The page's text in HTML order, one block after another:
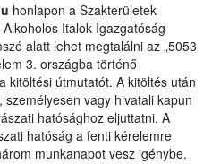
honlapon a Szakterületek
Italok Igazgatóság
alatt lehet megtalálni az „5053
3. országba történő
kitöltési útmutatót. A kitöltés után
vagy hivatali kapun
hatósághoz eljuttatni. A
hatóság a fenti kérelemre
munkanapot vesz igénybe.